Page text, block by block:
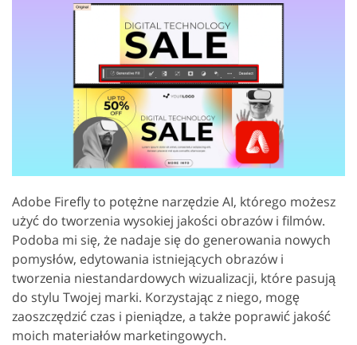
Adobe Firefly to potężne narzędzie AI, którego możesz
użyć do tworzenia wysokiej jakości obrazów i filmów.
Podoba mi się, że nadaje się do generowania nowych
pomysłów, edytowania istniejących obrazów i
tworzenia niestandardowych wizualizacji, które pasują
do stylu Twojej marki. Korzystając z niego, mogę
zaoszczędzić czas i pieniądze, a także poprawić jakość
moich materiałów marketingowych.